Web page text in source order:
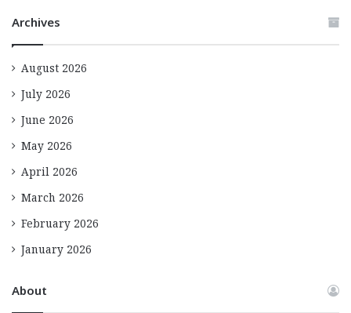
Archives
August 2026
July 2026
June 2026
May 2026
April 2026
March 2026
February 2026
January 2026
About